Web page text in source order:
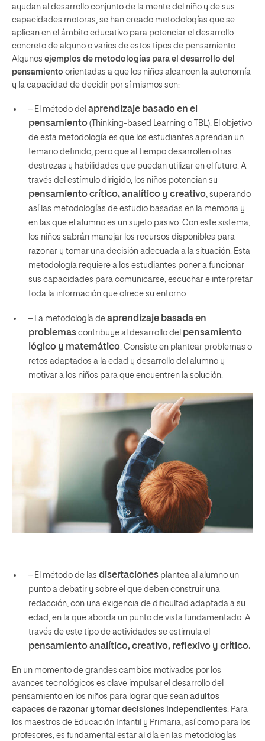
ayudan al desarrollo conjunto de la mente del niño y de sus
capacidades motoras, se han creado metodologías que se
aplican en el ámbito educativo para potenciar el desarrollo
concreto de alguno o varios de estos tipos de pensamiento.
Algunos ejemplos de metodologías para el desarrollo del
pensamiento orientadas a que los niños alcancen la autonomía
y la capacidad de decidir por sí mismos son:
– El método del aprendizaje basado en el
pensamiento(Thinking-based Learning o TBL). El objetivo
de esta metodología es que los estudiantes aprendan un
temario definido, pero que al tiempo desarrollen otras
destrezas y habilidades que puedan utilizar en el futuro. A
través del estímulo dirigido, los niños potencian su
pensamiento crítico, analítico y creativo, superando
así las metodologías de estudio basadas en la memoria y
en las que el alumno es un sujeto pasivo. Con este sistema,
los niños sabrán manejar los recursos disponibles para
razonar y tomar una decisión adecuada a la situación. Esta
metodología requiere a los estudiantes poner a funcionar
sus capacidades para comunicarse, escuchar e interpretar
toda la información que ofrece su entorno.
– La metodología de aprendizaje basada en
problemascontribuye al desarrollo del pensamiento
lógico y matemático. Consiste en plantear problemas o
retos adaptados a la edad y desarrollo del alumno y
motivar a los niños para que encuentren la solución.
– El método de las disertacionesplantea al alumno un
punto a debatir y sobre el que deben construir una
redacción, con una exigencia de dificultad adaptada a su
edad, en la que aborda un punto de vista fundamentado. A
través de este tipo de actividades se estimula el
pensamiento analítico, creativo, reflexivo y crítico.
En un momento de grandes cambios motivados por los
avances tecnológicos es clave impulsar el desarrollo del
pensamiento en los niños para lograr que sean adultos
capaces de razonar y tomar decisiones independientes . Para
los maestros de Educación Infantil y Primaria , así como para los
profesores , es fundamental estar al día en las metodologías